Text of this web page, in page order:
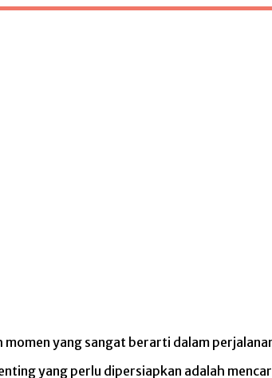
yang sangat berarti dalam
yang perlu dipersiapkan adalah